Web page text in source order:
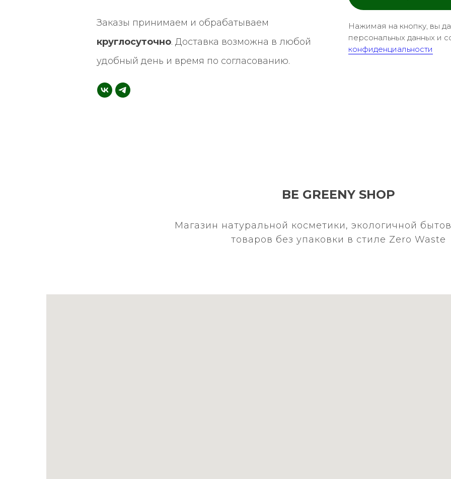
Заказы принимаем и обрабатываем
круглосуточно. Доставка возможна в любой
удобный день и время по согласованию.
Нажимая на кнопку, вы
персональных данных и
конфиденциальности
BE GREENY SHOP
Магазин натуральной косметики, экологичной
товаров без упаковки в стиле Zero Waste